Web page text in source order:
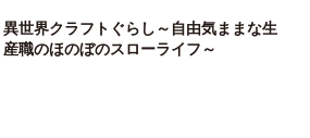
異世界クラフトぐらし～自由気ままな生
産職のほのぼのスローライフ～